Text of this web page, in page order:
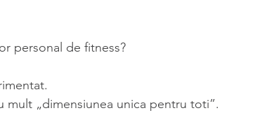
personal de fitness?
mult „dimensiunea unica pentru toti”.